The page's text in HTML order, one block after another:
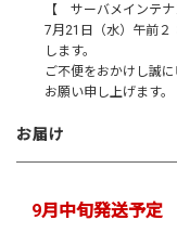
【 サーバメインテ
7月21日（水）午前２
します。
ご不便をおかけし誠
お願い申し上げます。
お届け
9月中旬発送予定